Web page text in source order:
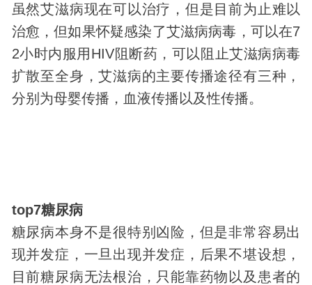
虽然艾滋病现在可以治疗，但是目前为止难以
治愈，但如果怀疑感染了艾滋病病毒 ，可以在7
2小时内服用HIV阻断药，可以阻止艾滋病病毒
扩散至全身，艾滋病的主要传播途径有三种，
分别为母婴传播，血液传播以及性传播。
top7糖尿病
糖尿病本身不是很特别凶险，但是非常容易出
现并发症，一旦出现并发症，后果不堪设想，
目前糖尿病无法根治，只能靠药物以及患者的